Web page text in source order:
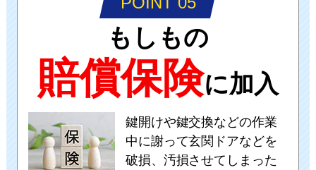
もしもの
賠償保険に加入
鍵開けや鍵交換などの作業
中に謝って玄関ドアなどを
破損、汚損させてしまった